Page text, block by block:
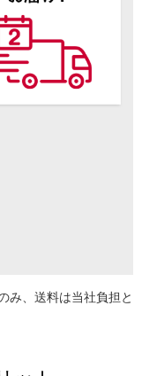
み、送料は当社負担と